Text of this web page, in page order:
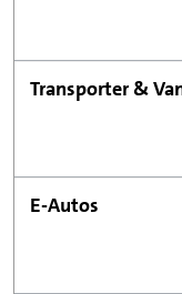
Transporter &
E-Autos